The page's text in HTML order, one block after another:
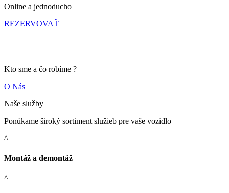
Online a jednoducho
REZERVOVAŤ
Kto sme a čo robíme ?
O Nás
Naše služby
Ponúkame široký sortiment služieb pre vaše vozidlo
^
Montáž a demontáž
^